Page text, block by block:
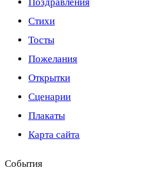
Стихи
Тосты
Пожелания
Открытки
Сценарии
Плакаты
Карта сайта
События